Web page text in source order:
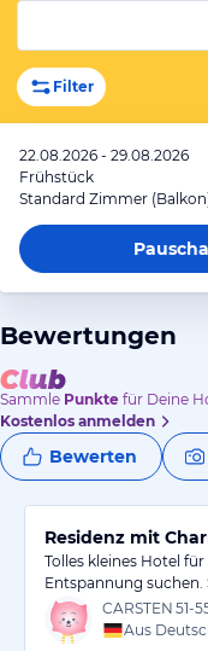
Filter
22.08.2026 - 29.08.2026
Frühstück
Standard Zimmer
Bewertungen
Sammle Punkte für Deine
Kostenlos anmelden
Bewerten
Residenz mit
Tolles kleines Hotel
Entspannung suchen.
CARSTEN 51-
Aus